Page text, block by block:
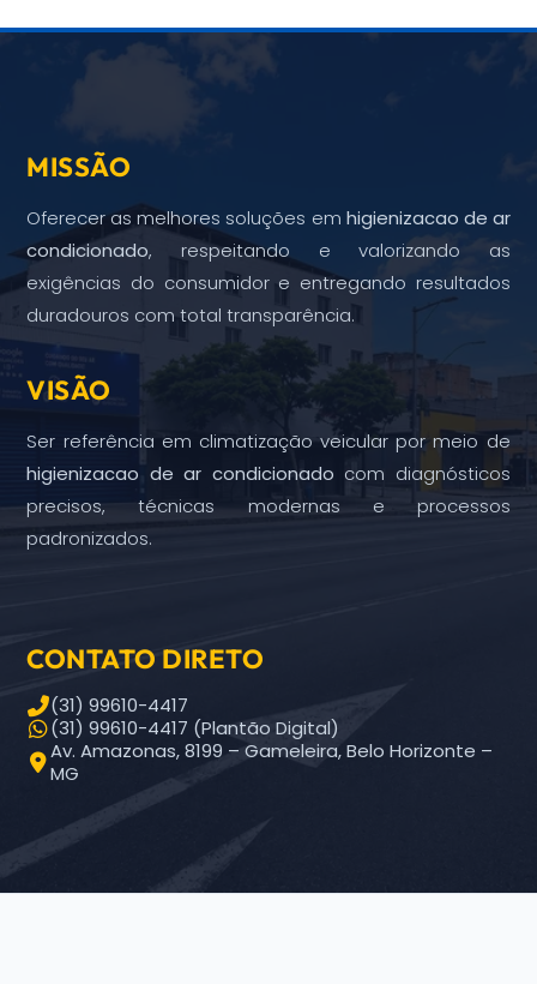
MISSÃO
Oferecer as melhores soluções em higienizacao de ar
condicionado, respeitando e valorizando as
exigências do consumidor e entregando resultados
duradouros com total transparência.
VISÃO
Ser referência em climatização veicular por meio de
higienizacao de ar condicionado com diagnósticos
precisos, técnicas modernas e processos
padronizados.
CONTATO DIRETO
(31) 99610-4417
(31) 99610-4417 (Plantão Digital)
Av. Amazonas, 8199 – Gameleira, Belo Horizonte –
MG